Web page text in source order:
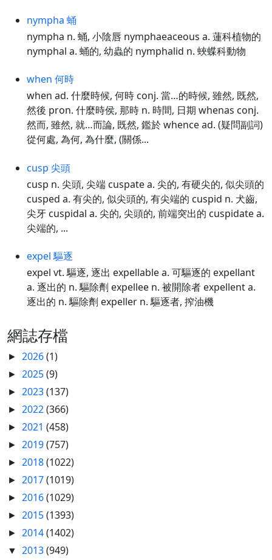
nympha 蛹
nympha n. 蛹, 小陰唇 nymphaeaceous a. 蓮科植物的
nymphal a. 蛹的, 幼蟲的 nymphalid n. 蛺蝶科動物
when 何時
when ad. 什麼時候, 何時 conj. 當…的時候, 雖然, 既然,
然後 pron. 什麼時侯, 那時 n. 時間, 日期 whenas conj.
然而, 雖然, 就…而論, 既然, 鑑於 whence ad. (疑問副詞)
從何處, 為何, 為什麼, (關係...
cusp 尖頭
cusp n. 尖頭, 尖端 cuspate a. 尖的, 有硬尖的, 似尖頭的
cusped a. 有尖的, 似尖頭的, 有尖端的 cuspid n. 犬齒,
尖牙 cuspidal a. 尖的, 尖頭的, 前端突出的 cuspidate a.
尖端的, ...
expel 驅逐
expel vt. 驅逐, 逐出 expellable a. 可驅逐的 expellant
a. 逐出的 n. 驅除劑 expellee n. 被開除者 expellent a.
逐出的 n. 驅除劑 expeller n. 驅逐者, 搾油機
網誌存檔
► 2026(1)
► 2025(9)
► 2023(137)
► 2022(366)
► 2021 (458)
► 2019(757)
► 2018(1022)
► 2017(1019)
► 2016(1029)
► 2015(1393)
► 2014(1402)
▼ 2013(949)